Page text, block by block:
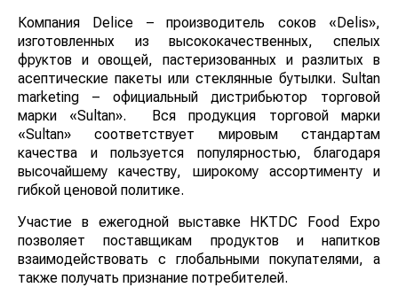
Компания Delice – производитель соков «Delis»,
изготовленных из высококачественных, спелых
фруктов и овощей, пастеризованных и разлитых в
асептические пакеты или стеклянные бутылки. Sultan
marketing – официальный дистрибьютор торговой
марки «Sultan». Вся продукция торговой марки
«Sultan» соответствует мировым стандартам
качества и пользуется популярностью, благодаря
высочайшему качеству, широкому ассортименту и
гибкой ценовой политике.
Участие в ежегодной выставке HKTDC Food Expo
позволяет поставщикам продуктов и напитков
взаимодействовать с глобальными покупателями, а
также получать признание потребителей.